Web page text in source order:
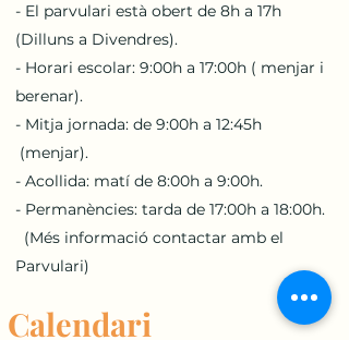
- El parvulari està obert de 8h a 17h
(Dilluns a Divendres).
- Horari escolar: 9:00h a 17:00h ( menjar i
berenar).
- Mitja jornada: de 9:00h a 12:45h
(menjar).
- Acollida: matí de 8:00h a 9:00h.
- Permanències: tarda de 17:00h a 18:00h.
(Més informació contactar amb el
Parvulari)
Calendari